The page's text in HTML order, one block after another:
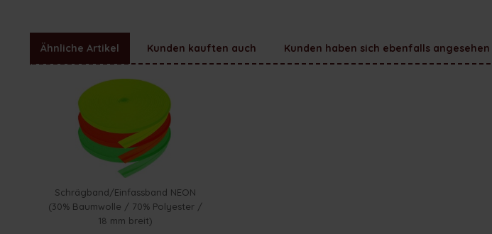
Ähnliche Artikel Kunden kauften auch Kunden haben sich ebenfalls angesehen
Schrägband/Einfassband NEON
(30% Baumwolle / 70% Polyester /
18 mm breit)